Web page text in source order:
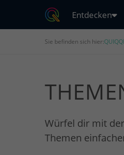
Entdecken
Sie befinden sich hier:
Würfel dir mit
Themen